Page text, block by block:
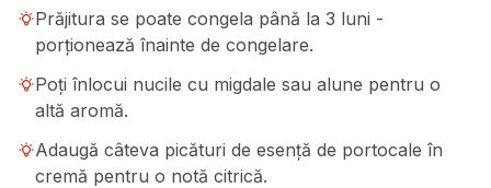
Prăjitura se poate congela până la 3 luni -
porționează înainte de congelare.
Poți înlocui nucile cu migdale sau alune pentru o
altă aromă.
Adaugă câteva picături de esență de portocale în
cremă pentru o notă citrică.